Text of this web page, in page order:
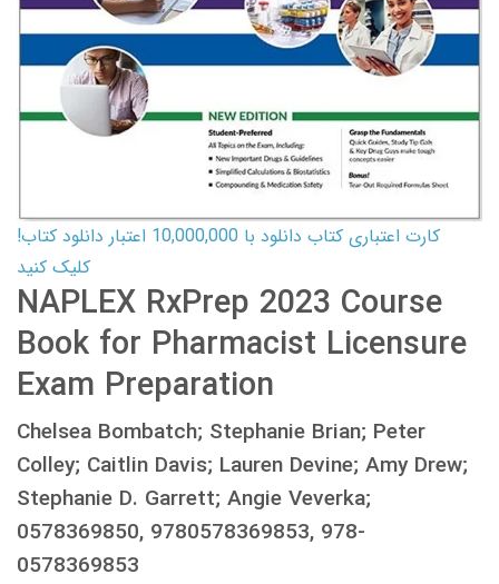
کارت اعتباری کتاب دانلود با 10,000,000 اعتبار دانلود کتاب!
کلیک کنید
NAPLEX RxPrep 2023 Course
Book for Pharmacist Licensure
Exam Preparation
Chelsea Bombatch; Stephanie Brian; Peter
Colley; Caitlin Davis; Lauren Devine; Amy Drew;
Stephanie D. Garrett; Angie Veverka;
0578369850, 9780578369853, 978-
0578369853